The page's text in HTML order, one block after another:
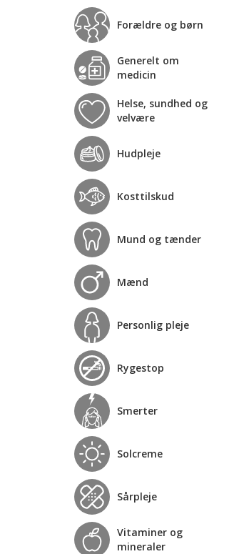
Forældre og børn
Generelt om
medicin
Helse, sundhed og
velvære
Hudpleje
Kosttilskud
Mund og tænder
Mænd
Personlig pleje
Rygestop
Smerter
Solcreme
Sårpleje
Vitaminer og
mineraler